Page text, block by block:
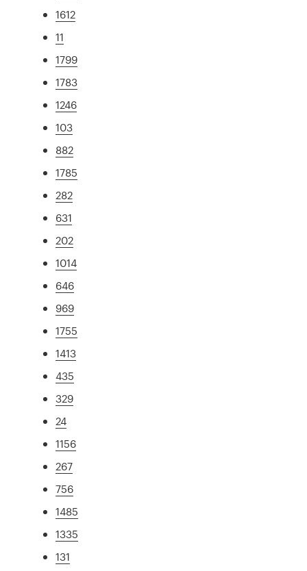
1612
11
1799
1783
1246
103
882
1785
282
631
202
1014
646
969
1755
1413
435
329
24
1156
267
756
1485
1335
131